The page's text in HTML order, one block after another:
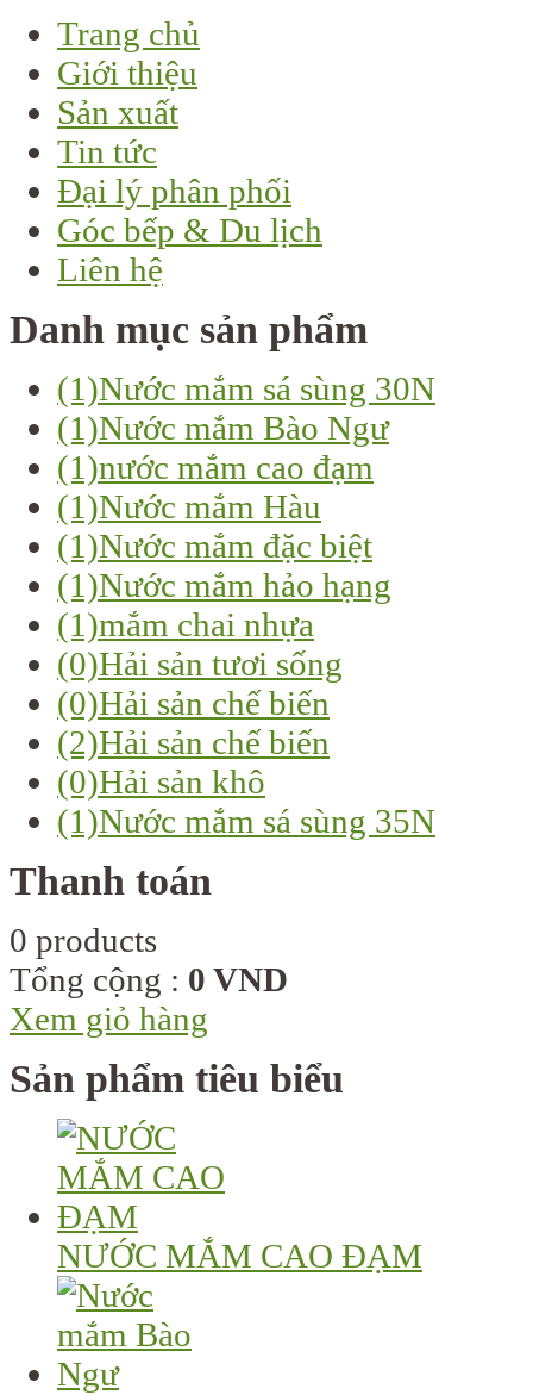
Trang chủ
Giới thiệu
Sản xuất
Tin tức
Đại lý phân phối
Góc bếp & Du lịch
Liên hệ
Danh mục sản phẩm
(1)Nước mắm sá sùng 30N
(1)Nước mắm Bào Ngư
(1)nước mắm cao đạm
(1)Nước mắm Hàu
(1)Nước mắm đặc biệt
(1)Nước mắm hảo hạng
(1)mắm chai nhựa
(0)Hải sản tươi sống
(0)Hải sản chế biến
(2)Hải sản chế biến
(0)Hải sản khô
(1)Nước mắm sá sùng 35N
Thanh toán
0 products
Tổng cộng : 0 VND
Xem giỏ hàng
Sản phẩm tiêu biểu
NƯỚC MẮM CAO ĐẠM